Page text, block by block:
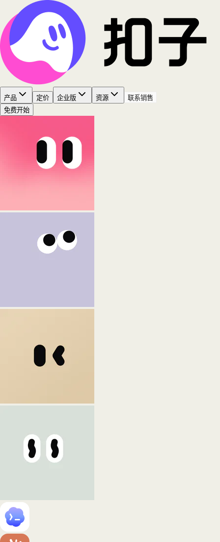
产品 定价 企业版 资源
联系销售
免费开始